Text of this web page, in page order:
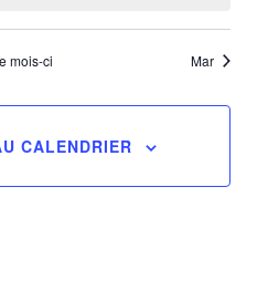
mois-ci Mar
CALENDRIER